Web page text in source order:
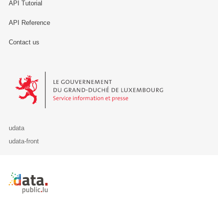
API Tutorial
API Reference
Contact us
Le Gouvernement du Grand-Duché de Luxembourg - Service
udata
udata-front
Retour à l'accueil de data.public.lu